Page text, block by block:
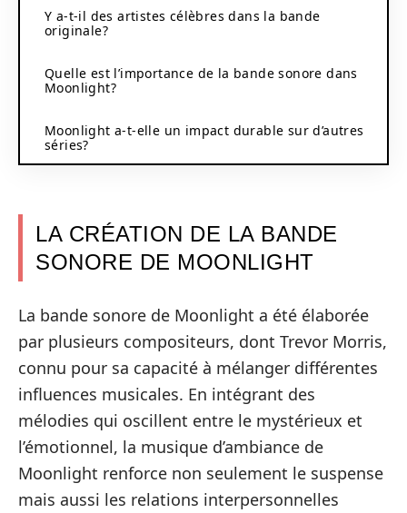
Y a-t-il des artistes célèbres dans la bande
originale?
Quelle est l’importance de la bande sonore dans
Moonlight?
Moonlight a-t-elle un impact durable sur d’autres
séries?
LA CRÉATION DE LA BANDE
SONORE DE MOONLIGHT
La bande sonore de Moonlight a été élaborée
par plusieurs compositeurs, dont Trevor Morris,
connu pour sa capacité à mélanger différentes
influences musicales. En intégrant des
mélodies qui oscillent entre le mystérieux et
l’émotionnel, la musique d’ambiance de
Moonlight renforce non seulement le suspense
mais aussi les relations interpersonnelles